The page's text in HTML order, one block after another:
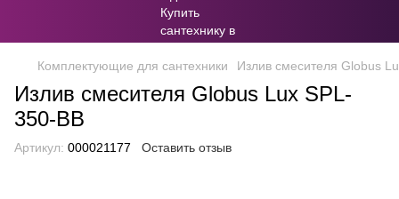
Комплектующие для сантехники Излив смесителя Globus
Излив смесителя Globus Lux SPL-
350-BB
Артикул: 000021177 Оставить отзыв